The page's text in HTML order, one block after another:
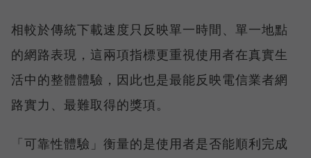
相較於傳統下載速度只反映單一時間、單一地點
的網路表現，這兩項指標更重視使用者在真實生
活中的整體體驗，因此也是最能反映電信業者網
路實力、最難取得的獎項。
「可靠性體驗」衡量的是使用者是否能順利完成